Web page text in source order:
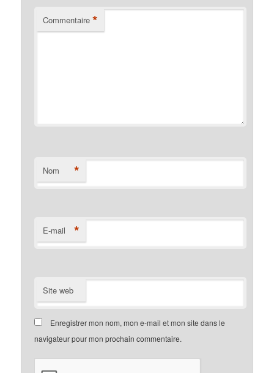
Commentaire *
Nom *
E-mail *
Site web
Enregistrer mon nom, mon e-mail et mon site dans le
navigateur pour mon prochain commentaire.